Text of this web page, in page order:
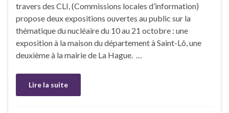
travers des CLI, (Commissions locales d’information)
propose deux expositions ouvertes au public sur la
thématique du nucléaire du 10 au 21 octobre : une
exposition à la maison du département à Saint-Lô, une
deuxième à la mairie de La Hague. …
Lire la suite